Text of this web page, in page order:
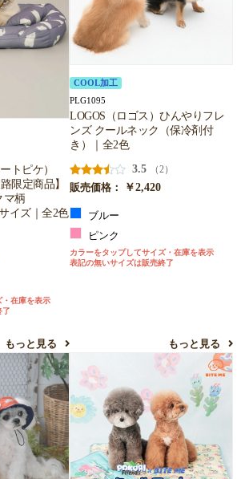
トピケ）
限定商品】
マ柄
イズ｜全2色
・在庫を表示
了
もっと見る
COOL加工
PLG1095
LOGOS（ロゴス）ひんやりフレ
ンズ クールネック（保冷剤付
き）｜全2色
3.5
（2）
販売価格：
￥2,420
ブルー
ピンク
カラーをタップしてサイズ・在庫を表示
表記の無いサイズは販売終了
もっと見る